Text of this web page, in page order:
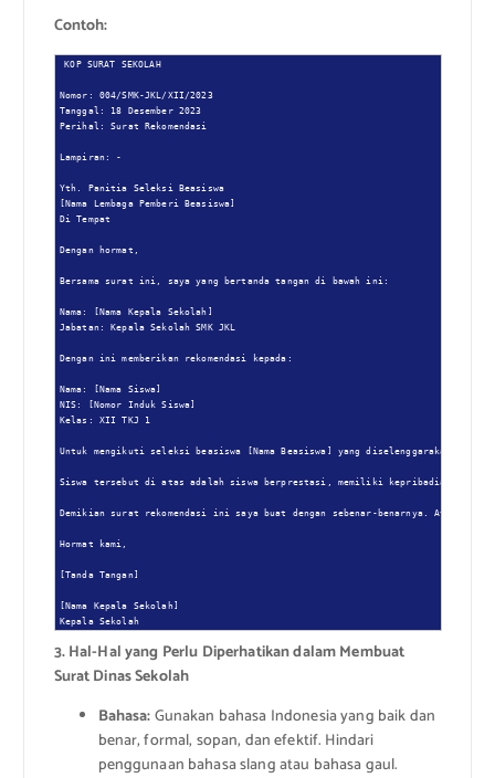
Contoh:
KOP SURAT SEKOLAH
Nomor: 004/SMK-JKL/XII/2023
Tanggal: 18 Desember 2023
Perihal: Surat Rekomendasi
Lampiran: -
Yth. Panitia Seleksi Beasiswa
[Nama Lembaga Pemberi Beasiswa]
Di Tempat
Dengan hormat,
Bersama surat ini, saya yang bertanda tangan di bawah ini:
Nama: [Nama Kepala Sekolah]
Jabatan: Kepala Sekolah SMK JKL
Dengan ini memberikan rekomendasi kepada:
Nama: [Nama Siswa]
NIS: [Nomor Induk Siswa]
Kelas: XII TKJ 1
Untuk mengikuti seleksi beasiswa [Nama Beasiswa] yang diselenggarakan oleh
Siswa tersebut di atas adalah siswa berprestasi, memiliki kepribadian yang
Demikian surat rekomendasi ini saya buat dengan sebenar-benarnya. Atas
Hormat kami,
[Tanda Tangan]
[Nama Kepala Sekolah]
Kepala Sekolah
3. Hal-Hal yang Perlu Diperhatikan dalam Membuat
Surat Dinas Sekolah
Bahasa:Gunakan bahasa Indonesia yang baik dan
benar, formal, sopan, dan efektif. Hindari
penggunaan bahasa slang atau bahasa gaul.